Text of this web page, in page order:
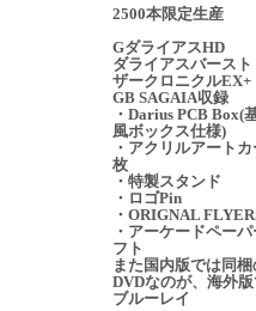
2500本限定生産
GダライアスHD
ダライアスバースト
ザークロニクルEX+
GB SAGAIA収録
・Darius PCB Box(
風ボックス仕様)
・アクリルアート
枚
・特製スタンド
・ロゴPin
・ORIGNAL
・アーケードペー
フト
また国内版では同梱
DVDなのが、海外
ブルーレイ